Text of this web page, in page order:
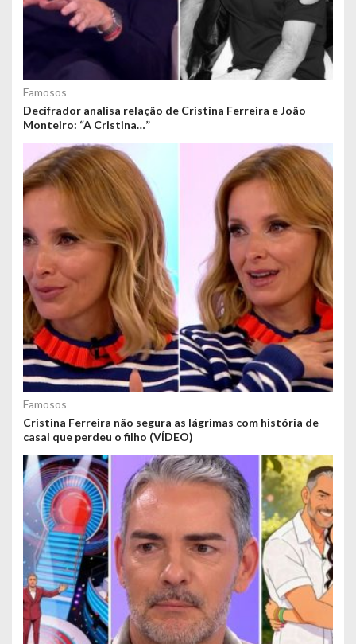
Famosos
Decifrador analisa relação de Cristina Ferreira e João
Monteiro: “A Cristina…”
Famosos
Cristina Ferreira não segura as lágrimas com história de
casal que perdeu o filho (VÍDEO)